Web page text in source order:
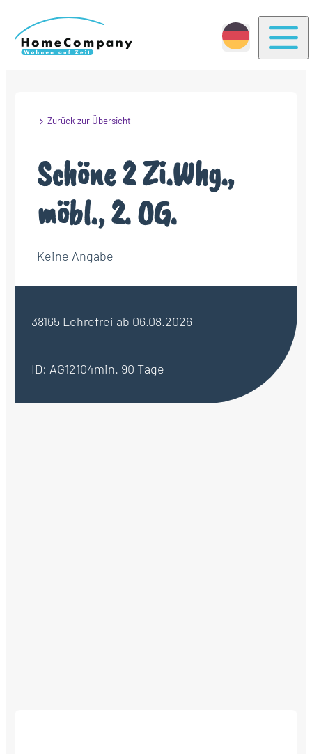
Zurück zur Übersicht
Schöne 2 Zi.Whg.,
möbl., 2. OG.
Keine Angabe
38165 Lehrefrei ab 06.08.2026
ID: AG12104min. 90 Tage